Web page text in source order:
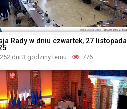
Rady w dniu czwartek, 27 listopada
252 dni 3 godziny temu 776